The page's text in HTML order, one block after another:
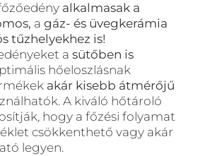
alkalmasak a
a gáz- és üvegkerámia
tűzhelyekhez is!
a sütőben is
hőeloszlásnak
akár kisebb átmérőjű
A kiváló hőtároló
hogy a főzési folyamat
csökkenthető vagy akár
legyen.